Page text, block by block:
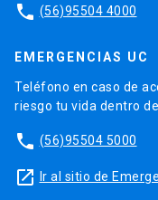
phone (56)95504 4000
EMERGENCIAS UC
Teléfono en caso de
riesgo tu vida dentro
phone (56)95504 5000
launch Ir al sitio de